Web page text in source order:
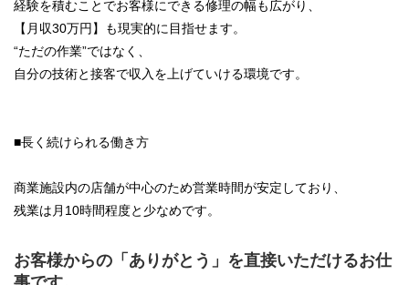
経験を積むことでお客様にできる修理の幅も広がり、
【月収30万円】も現実的に目指せます。
“ただの作業”ではなく、
自分の技術と接客で収入を上げていける環境です。
■長く続けられる働き方
商業施設内の店舗が中心のため営業時間が安定しており、
残業は月10時間程度と少なめです。
お客様からの「ありがとう」を直接いただけるお仕